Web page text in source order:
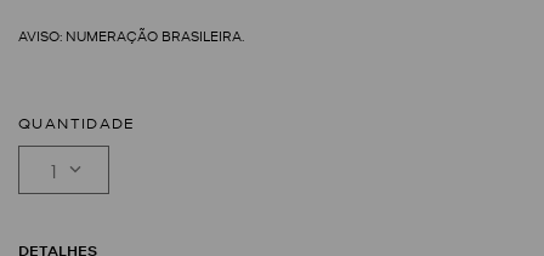
QUANTIDADE
1
DETALHES